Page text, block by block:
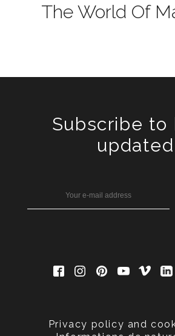
The World Of
Subscribe to
updated
Privacy policy and